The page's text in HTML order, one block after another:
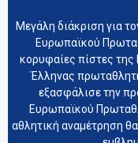
Μεγάλη διάκριση για
Ευρωπαϊκού
κορυφαίες πίστες της
Έλληνας
εξασφάλισε την
Ευρωπαϊκού
αθλητική αναμέτρηση